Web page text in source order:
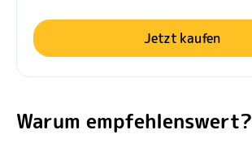
Jetzt kaufen
Warum empfehlenswert?